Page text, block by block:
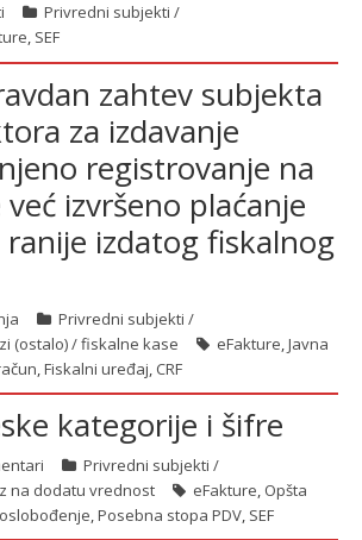
Privredni subjekti /
, SEF
zahtev subjekta
za izdavanje
registrovanje na
već izvršeno plaćanje
izdatog fiskalnog
Privredni subjekti /
(ostalo) / fiskalne kase eFakture,Javna
,Fiskalni uređaj, CRF
kategorije i šifre
Privredni subjekti /
na dodatu vrednost eFakture, Opšta
,Posebna stopa PDV, SEF